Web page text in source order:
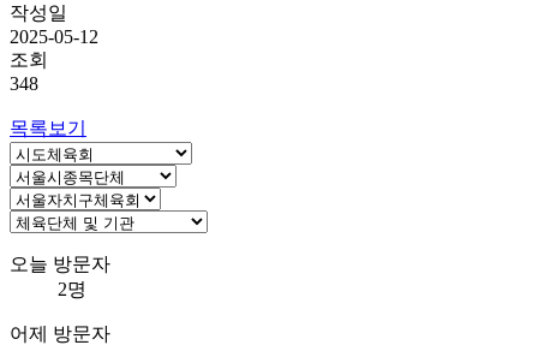
작성일
2025-05-12
조회
348
목록보기
오늘 방문자
2명
어제 방문자